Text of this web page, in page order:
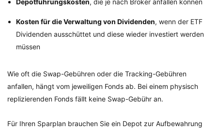
Depotführungskosten, die je nach Broker anfallen können
Kosten für die Verwaltung von Dividenden, wenn der ETF
Dividenden ausschüttet und diese wieder investiert werden
müssen
Wie oft die Swap-Gebühren oder die Tracking-Gebühren
anfallen, hängt vom jeweiligen Fonds ab. Bei einem physisch
replizierenden Fonds fällt keine Swap-Gebühr an.
Für Ihren Sparplan brauchen Sie ein Depot zur Aufbewahrung